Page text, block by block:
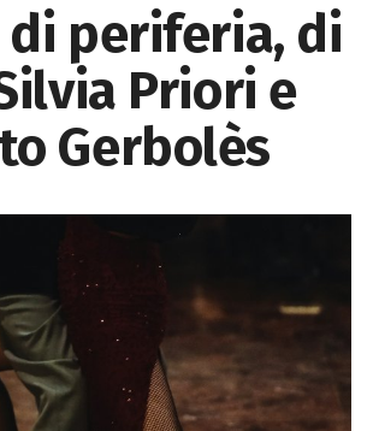
di periferia, di
Priori e
Gerbolès